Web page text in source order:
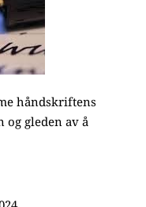
håndskriftens
gleden av å